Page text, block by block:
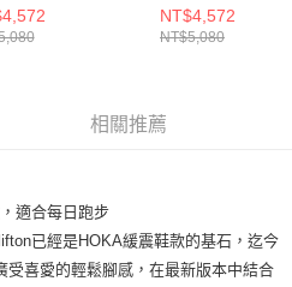
NT$4,572
NT$5,080
相關推薦
適合每日跑步
已經是HOKA緩震鞋款的基石，迄今
受喜愛的輕鬆腳感，在最新版本中結合